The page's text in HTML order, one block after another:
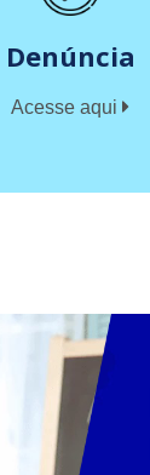
Denúncia
Acesse aqui